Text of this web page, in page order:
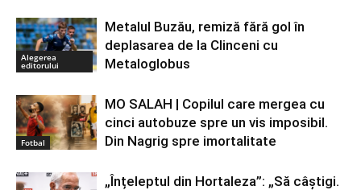
Alegerea
editorului
Metalul Buzău, remiză fără gol în
deplasarea de la Clinceni cu
Metaloglobus
Fotbal
MO SALAH | Copilul care mergea cu
cinci autobuze spre un vis imposibil.
Din Nagrig spre imortalitate
„Înțeleptul din Hortaleza”: „Să câștigi.